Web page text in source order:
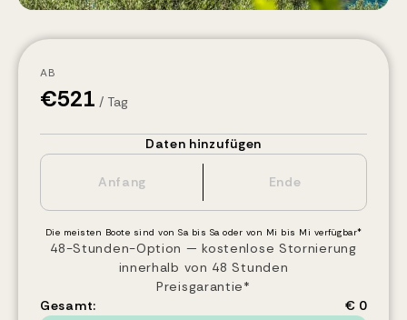
AB
€521 / Tag
Daten hinzufügen
Die meisten Boote sind von Sa bis Sa oder von Mi bis Mi verfügbar*
48-Stunden-Option — kostenlose Stornierung
innerhalb von 48 Stunden
Preisgarantie*
Gesamt:
€ 0